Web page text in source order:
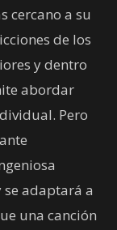
cercano a su
de los
y dentro
abordar
Pero
se adaptará a
una canción